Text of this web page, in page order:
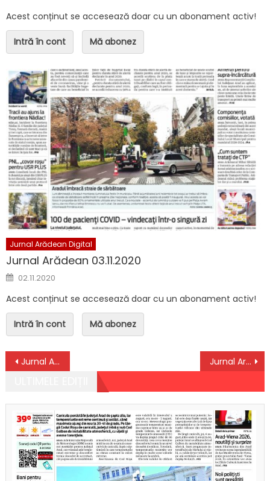
Acest conținut se accesează doar cu un abonament activ!
Intră în cont Mă abonez
Jurnal Arădean Digital
Jurnal Arădean 03.11.2020
Posted on
02.11.2020
Acest conținut se accesează doar cu un abonament activ!
Intră în cont Mă abonez
Navigare în articole
Jurnal Arădean 18.11.2025 Jurnal Arădean 20.11.2025